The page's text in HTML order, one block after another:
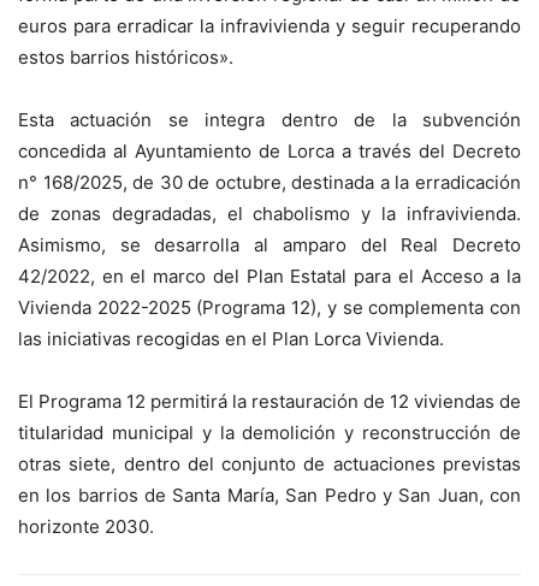
euros para erradicar la infravivienda y seguir recuperando
estos barrios históricos».
Esta actuación se integra dentro de la subvención
concedida al Ayuntamiento de Lorca a través del Decreto
n° 168/2025, de 30 de octubre, destinada a la erradicación
de zonas degradadas, el chabolismo y la infravivienda.
Asimismo, se desarrolla al amparo del Real Decreto
42/2022, en el marco del Plan Estatal para el Acceso a la
Vivienda 2022-2025 (Programa 12), y se complementa con
las iniciativas recogidas en el Plan Lorca Vivienda.
El Programa 12 permitirá la restauración de 12 viviendas de
titularidad municipal y la demolición y reconstrucción de
otras siete, dentro del conjunto de actuaciones previstas
en los barrios de Santa María, San Pedro y San Juan, con
horizonte 2030.